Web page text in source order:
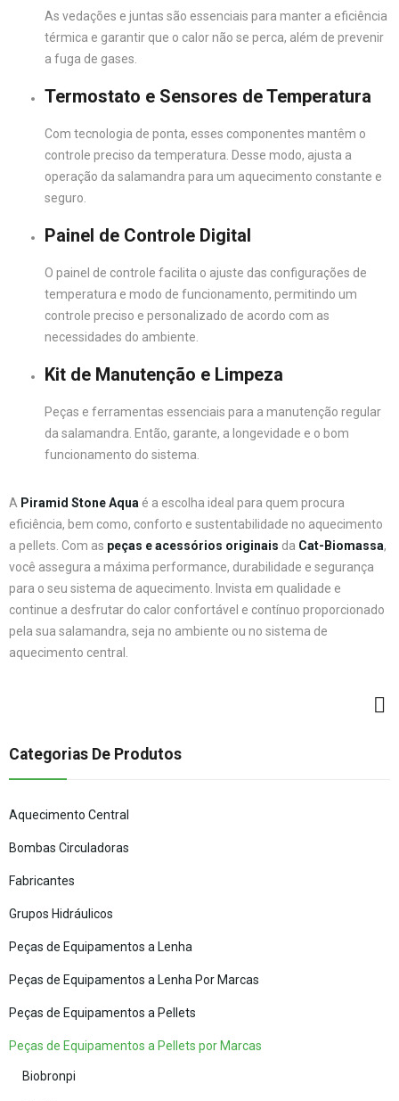
As vedações e juntas são essenciais para manter a eficiência
térmica e garantir que o calor não se perca, além de prevenir
a fuga de gases.
Termostato e Sensores de Temperatura
Com tecnologia de ponta, esses componentes mantêm o
controle preciso da temperatura. Desse modo, ajusta a
operação da salamandra para um aquecimento constante e
seguro.
Painel de Controle Digital
O painel de controle facilita o ajuste das configurações de
temperatura e modo de funcionamento, permitindo um
controle preciso e personalizado de acordo com as
necessidades do ambiente.
Kit de Manutenção e Limpeza
Peças e ferramentas essenciais para a manutenção regular
da salamandra. Então, garante, a longevidade e o bom
funcionamento do sistema.
A Piramid Stone Aqua é a escolha ideal para quem procura
eficiência, bem como, conforto e sustentabilidade no aquecimento
a pellets. Com as peças e acessórios originais da Cat-Biomassa,
você assegura a máxima performance, durabilidade e segurança
para o seu sistema de aquecimento. Invista em qualidade e
continue a desfrutar do calor confortável e contínuo proporcionado
pela sua salamandra, seja no ambiente ou no sistema de
aquecimento central.
Categorias De Produtos
Aquecimento Central
Bombas Circuladoras
Fabricantes
Grupos Hidráulicos
Peças de Equipamentos a Lenha
Peças de Equipamentos a Lenha Por Marcas
Peças de Equipamentos a Pellets
Peças de Equipamentos a Pellets por Marcas
Biobronpi